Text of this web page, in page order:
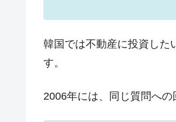
Fact1 発表から2日で大崩壊
Fact1 日本人マスターズ挑戦
Fact1
韓国では不動産に投資した
す。
2006年には、同じ質問への